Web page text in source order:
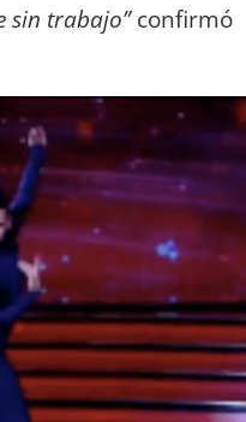
sin trabajo”confirmó